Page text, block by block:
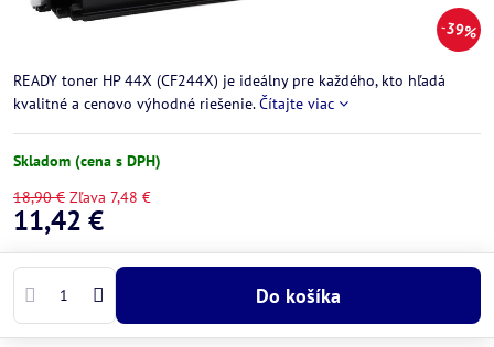
39%
READY toner HP 44X (CF244X) je ideálny pre každého, kto hľadá
kvalitné a cenovo výhodné riešenie.Čítajte viac
Skladom (cena s DPH)
18,90 € Zľava 7,48 €
11,42 €
Do košíka